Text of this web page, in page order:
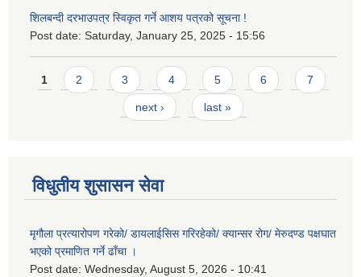
शिलबन्दी दरभाउपत्र स्विकृत गर्ने आशय पत्रको सूचना !
Post date: Saturday, January 25, 2025 - 15:56
Pages
1 2 3 4 5 6 7
next › last »
विधुतीय शुसासन सेवा
मृगौला प्रत्यारोपण गरेको/ डायलाईसिस गरिरहेको/ क्यान्सर रोग/ मेरुदण्ड पक्षघात
भएको प्रमाणित गर्ने ढाँचा ।
Post date: Wednesday, August 5, 2026 - 10:41